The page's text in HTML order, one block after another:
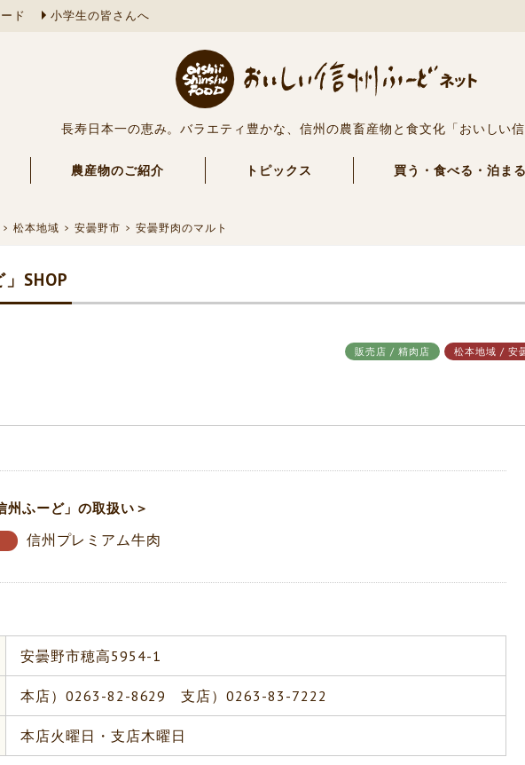
ド 小学生の皆さんへ
長寿日本一の恵み。バラエティ豊かな、信州の農畜産物と食文化「おいしい信
農産物のご紹介 トピックス 買う・食べる・泊まる
松本地域 安曇野市 安曇野肉のマルト
SHOP
販売店 / 精肉店 松本地域 / 安
州ふーど」の取扱い＞
信州プレミアム牛肉
安曇野市穂高5954-1
本店）0263-82-8629 支店）0263-83-7222
本店火曜日・支店木曜日